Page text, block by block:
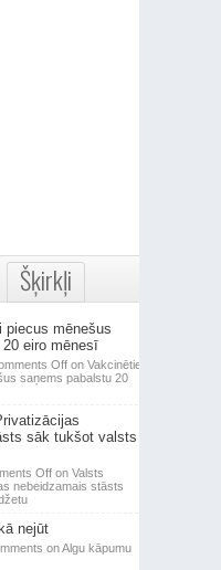
Šķirkļi
piecus mēnešus
eiro mēnesī
Offon Vakcinētie
saņems pabalstu 20
sāk tukšot valsts
Offon Valsts
nebeidzamais stāsts
nejūt
on Algu kāpumu